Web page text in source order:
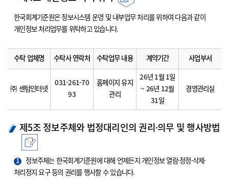
한국회계기준원은 정보시스템 운영 및 내부업무 처리를 위하여 다음과 같이
개인정보 처리업무를 위탁하고 있습니다.
수탁 업체명 수탁사 연락처 수탁업무 내용 계약기간 사업부서
㈜ 센텀인터넷
031-261-70
93
홈페이지 유지
관리
26년 1월 1일
~ 26년 12월
31일
경영관리실
제5조 정보주체와 법정대리인의 권리·의무 및 행사방법
1
정보주체는 한국회계기준원에 대해 언제든지 개인정보 열람·정정·삭제·
처리정지 요구 등의 권리를 행사할 수 있습니다.